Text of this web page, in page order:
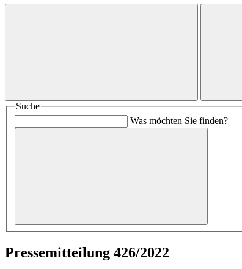
Suche
Was möchten Sie finden?
Pressemitteilung 426/2022